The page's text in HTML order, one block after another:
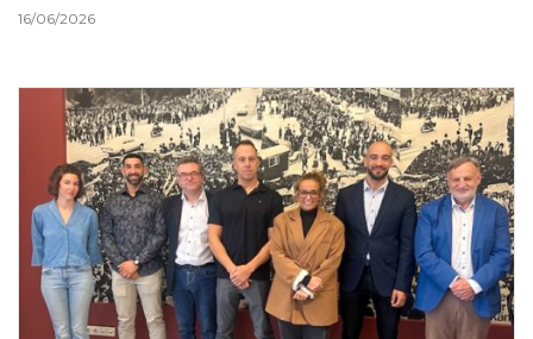
16/06/2026